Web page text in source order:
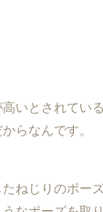
いとされてい
らなんです。
ねじりのポー